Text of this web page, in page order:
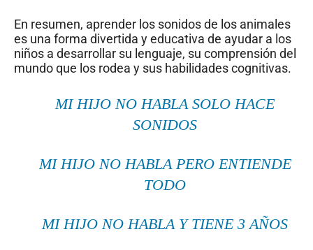
En resumen, aprender los sonidos de los animales
es una forma divertida y educativa de ayudar a los
niños a desarrollar su lenguaje, su comprensión del
mundo que los rodea y sus habilidades cognitivas.
MI HIJO NO HABLA SOLO HACE
SONIDOS
MI HIJO NO HABLA PERO ENTIENDE
TODO
MI HIJO NO HABLA Y TIENE 3 AÑOS